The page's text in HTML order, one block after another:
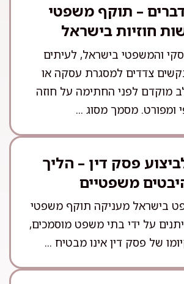
דברים – תוקף משפטי
חוזיות בישראל
והמשפטי בישראל, לעיתים
צדדים למסגרת עסקה או
מוקדם לפני החתימה על חוזה
ומפורט. מסמך מסוג ...
פסק דין – הליך
משפטיים
בישראל מעניקה תוקף משפטי
על ידי בתי משפט מוסמכים,
של פסק דין אינו מבטיח ...